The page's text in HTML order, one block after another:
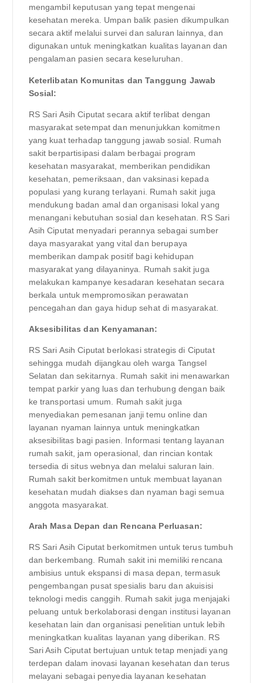
mengambil keputusan yang tepat mengenai
kesehatan mereka. Umpan balik pasien dikumpulkan
secara aktif melalui survei dan saluran lainnya, dan
digunakan untuk meningkatkan kualitas layanan dan
pengalaman pasien secara keseluruhan.
Keterlibatan Komunitas dan Tanggung Jawab
Sosial:
RS Sari Asih Ciputat secara aktif terlibat dengan
masyarakat setempat dan menunjukkan komitmen
yang kuat terhadap tanggung jawab sosial. Rumah
sakit berpartisipasi dalam berbagai program
kesehatan masyarakat, memberikan pendidikan
kesehatan, pemeriksaan, dan vaksinasi kepada
populasi yang kurang terlayani. Rumah sakit juga
mendukung badan amal dan organisasi lokal yang
menangani kebutuhan sosial dan kesehatan. RS Sari
Asih Ciputat menyadari perannya sebagai sumber
daya masyarakat yang vital dan berupaya
memberikan dampak positif bagi kehidupan
masyarakat yang dilayaninya. Rumah sakit juga
melakukan kampanye kesadaran kesehatan secara
berkala untuk mempromosikan perawatan
pencegahan dan gaya hidup sehat di masyarakat.
Aksesibilitas dan Kenyamanan:
RS Sari Asih Ciputat berlokasi strategis di Ciputat
sehingga mudah dijangkau oleh warga Tangsel
Selatan dan sekitarnya. Rumah sakit ini menawarkan
tempat parkir yang luas dan terhubung dengan baik
ke transportasi umum. Rumah sakit juga
menyediakan pemesanan janji temu online dan
layanan nyaman lainnya untuk meningkatkan
aksesibilitas bagi pasien. Informasi tentang layanan
rumah sakit, jam operasional, dan rincian kontak
tersedia di situs webnya dan melalui saluran lain.
Rumah sakit berkomitmen untuk membuat layanan
kesehatan mudah diakses dan nyaman bagi semua
anggota masyarakat.
Arah Masa Depan dan Rencana Perluasan:
RS Sari Asih Ciputat berkomitmen untuk terus tumbuh
dan berkembang. Rumah sakit ini memiliki rencana
ambisius untuk ekspansi di masa depan, termasuk
pengembangan pusat spesialis baru dan akuisisi
teknologi medis canggih. Rumah sakit juga menjajaki
peluang untuk berkolaborasi dengan institusi layanan
kesehatan lain dan organisasi penelitian untuk lebih
meningkatkan kualitas layanan yang diberikan. RS
Sari Asih Ciputat bertujuan untuk tetap menjadi yang
terdepan dalam inovasi layanan kesehatan dan terus
melayani sebagai penyedia layanan kesehatan